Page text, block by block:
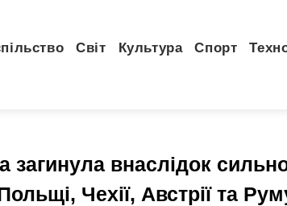
Світ Культура Спорт
внаслідок
Чехії, Австрії та